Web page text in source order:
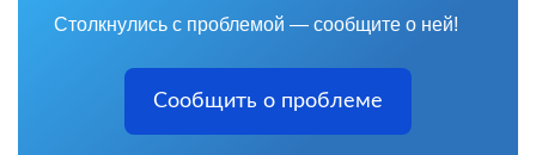
Столкнулись с проблемой — сообщите о ней!
Сообщить о проблеме